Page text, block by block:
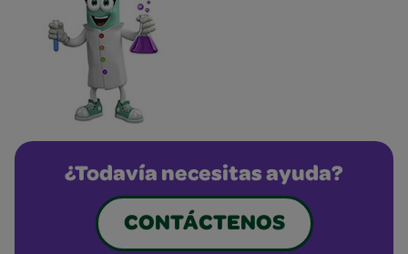
¿Todavía necesitas ayuda?
CONTÁCTENOS